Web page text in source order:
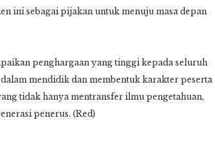
ini sebagai pijakan untuk menuju masa depan
penghargaan yang tinggi kepada seluruh
mendidik dan membentuk karakter peserta
tidak hanya mentransfer ilmu pengetahuan,
penerus. (Red)